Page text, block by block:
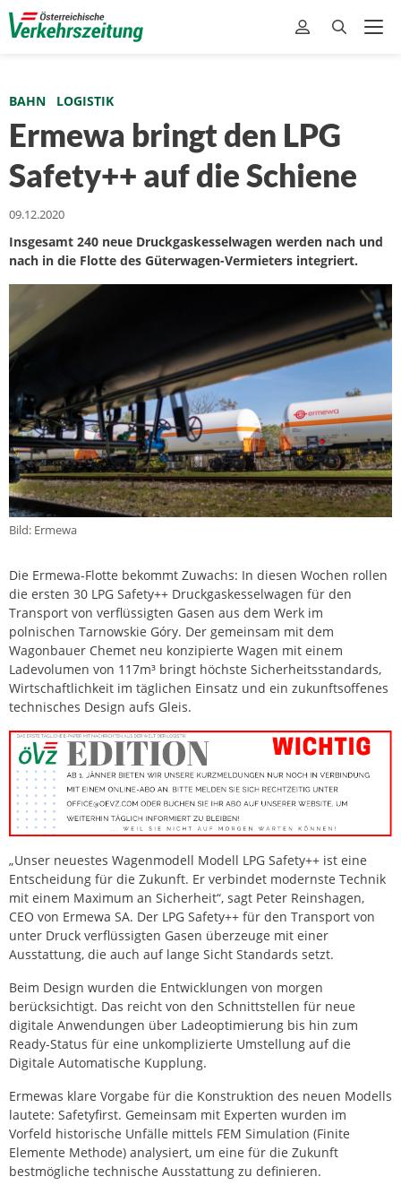
BAHN LOGISTIK
Ermewa bringt den LPG
Safety++ auf die Schiene
09.12.2020
Insgesamt 240 neue Druckgaskesselwagen werden nach und
nach in die Flotte des Güterwagen-Vermieters integriert.
Bild: Ermewa
Die Ermewa-Flotte bekommt Zuwachs: In diesen Wochen rollen
die ersten 30 LPG Safety++ Druckgaskesselwagen für den
Transport von verflüssigten Gasen aus dem Werk im
polnischen Tarnowskie Góry. Der gemeinsam mit dem
Wagonbauer Chemet neu konzipierte Wagen mit einem
Ladevolumen von 117m³ bringt höchste Sicherheitsstandards,
Wirtschaftlichkeit im täglichen Einsatz und ein zukunftsoffenes
technisches Design aufs Gleis.
„Unser neuestes Wagenmodell Modell LPG Safety++ ist eine
Entscheidung für die Zukunft. Er verbindet modernste Technik
mit einem Maximum an Sicherheit“, sagt Peter Reinshagen,
CEO von Ermewa SA. Der LPG Safety++ für den Transport von
unter Druck verflüssigten Gasen überzeuge mit einer
Ausstattung, die auch auf lange Sicht Standards setzt.
Beim Design wurden die Entwicklungen von morgen
berücksichtigt. Das reicht von den Schnittstellen für neue
digitale Anwendungen über Ladeoptimierung bis hin zum
Ready-Status für eine unkomplizierte Umstellung auf die
Digitale Automatische Kupplung.
Ermewas klare Vorgabe für die Konstruktion des neuen Modells
lautete: Safetyfirst. Gemeinsam mit Experten wurden im
Vorfeld historische Unfälle mittels FEM Simulation (Finite
Elemente Methode) analysiert, um eine für die Zukunft
bestmögliche technische Ausstattung zu definieren.